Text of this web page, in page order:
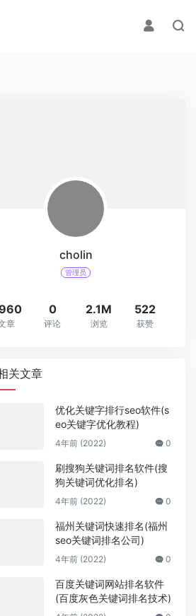
cholin
管理员
章
0
评论
2.1M
浏览
522
获赞
关文章
优化关键字排行seo软件(s
eo关键字优化教程)
4年前 (2022) 0
刷搜狗关键词排名软件(搜
狗关键词优化排名)
4年前 (2022) 0
福州关键词快速排名(福州
seo关键词排名公司)
4年前 (2022) 0
百度关键词网站排名软件
(百度灰色关键词排名技术)